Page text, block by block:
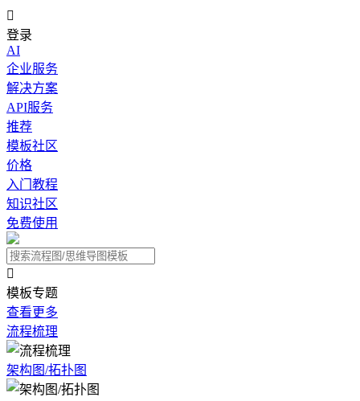

登录
AI
企业服务
解决方案
API服务
推荐
模板社区
价格
入门教程
知识社区
免费使用

模板专题
查看更多
流程梳理
架构图/拓扑图